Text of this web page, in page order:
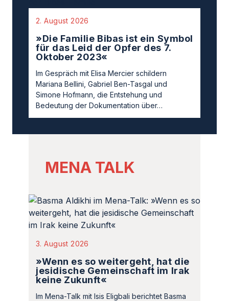
2. August 2026
»Die Familie Bibas ist ein Symbol
für das Leid der Opfer des 7.
Oktober 2023«
Im Gespräch mit Elisa Mercier schildern
Mariana Bellini, Gabriel Ben-Tasgal und
Simone Hofmann, die Entstehung und
Bedeutung der Dokumentation über…
MENA TALK
3. August 2026
»Wenn es so weitergeht, hat die
jesidische Gemeinschaft im Irak
keine Zukunft«
Im Mena-Talk mit Isis Eligbali berichtet Basma